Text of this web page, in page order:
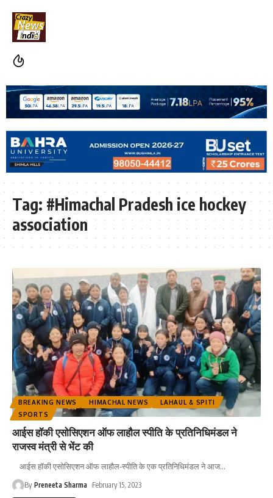
Tag: #Himachal Pradesh ice hockey
association
BREAKING NEWS HIMACHAL NEWS
LAHAUL & SPITI
SPORTS
आईस हॉकी एसोसिएशन ऑफ लाहौल स्पीति के प्रतिनिधिमंडल ने
राजस्व मंत्री से भेंट की
आईस हॉकी एसोसिएशन ऑफ लाहौल-स्पीति के एक प्रतिनिधिमंडल ने आज…
By Preneeta Sharma February 15, 2023